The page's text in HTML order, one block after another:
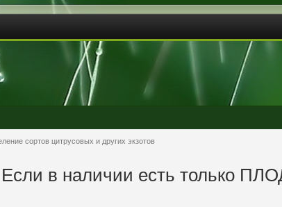
сортов цитрусовых и других экзотов
в наличии есть только